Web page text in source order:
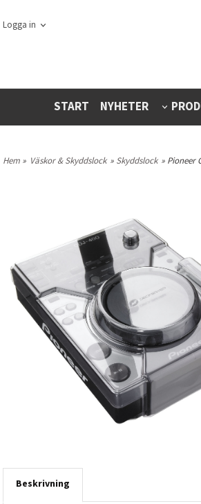
Logga in
START NYHETER
Hem » Väskor & Skyddslock » Skyddslock » Pioneer
Beskrivning